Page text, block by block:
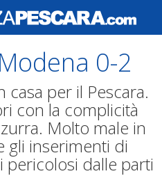
0-2
per il Pescara.
con la complicità
Molto male in
gli inserimenti di
pericolosi dalle parti